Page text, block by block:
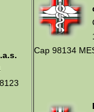
Cap 98134